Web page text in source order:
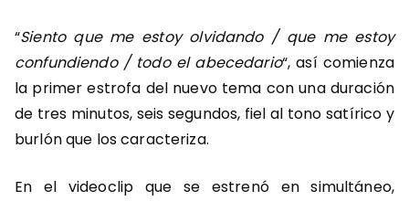
“Siento que me estoy olvidando / que me estoy
confundiendo / todo el abecedario“, así comienza
la primer estrofa del nuevo tema con una duración
de tres minutos, seis segundos, fiel al tono satírico y
burlón que los caracteriza.
En el videoclip que se estrenó en simultáneo,